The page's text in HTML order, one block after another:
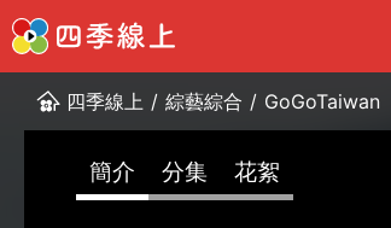
四季線上 / 綜藝綜合 / GoGoTaiwan
簡介 分集 花絮